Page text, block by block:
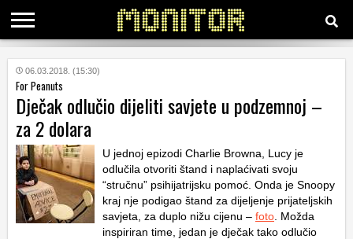
KATEGORIJE
HRVATSKI
WEB
06.03.2018. (15:30)
For Peanuts
Dječak odlučio dijeliti savjete u podzemnoj –
za 2 dolara
U jednoj epizodi Charlie Browna, Lucy je
odlučila otvoriti štand i naplaćivati svoju
“stručnu” psihijatrijsku pomoć. Onda je Snoopy
kraj nje podigao štand za dijeljenje prijateljskih
savjeta, za duplo nižu cijenu – foto . Možda
inspiriran time, jedan je dječak tako odlučio